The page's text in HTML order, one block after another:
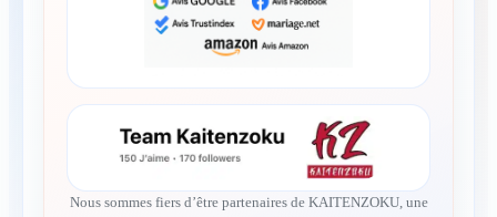
Nous sommes fiers d’être partenaires de KAITENZOKU, une